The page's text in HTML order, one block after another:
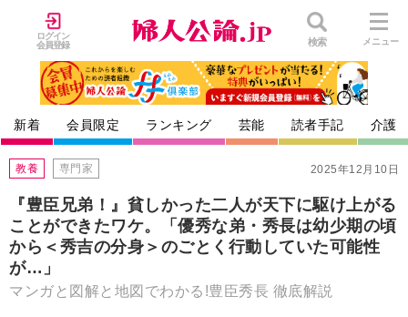
ログイン
会員登録
検索 メニュー
新着 会員限定 ランキング 芸能 読者手記 介護
2025年12月10日
教養 専門家
『豊臣兄弟！』貧しかった二人が天下に駆け上がる
ことができたワケ。「優秀な弟・秀長は幼少期の頃
から＜秀吉の分身＞のごとく行動していた可能性
が…」
マンガと図解と地図でわかる!豊臣秀長 徹底解説